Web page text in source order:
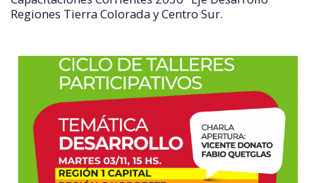
Regiones Tierra Colorada y Centro Sur.